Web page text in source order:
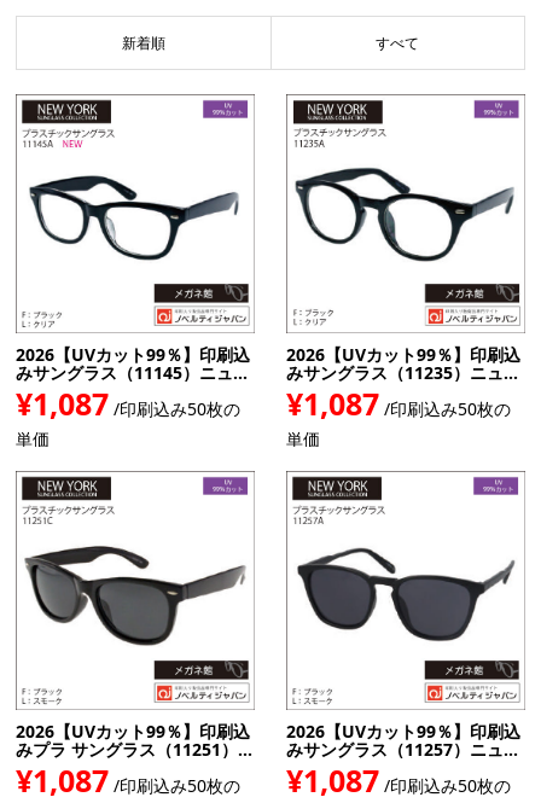
新着順 すべて
2026【UVカット99％】印刷込
みサングラス（11145）ニュ...
¥1,087 /印刷込み50枚の
単価
2026【UVカット99％】印刷込
みサングラス（11235）ニュ...
¥1,087 /印刷込み50枚の
単価
2026【UVカット99％】印刷込
みプラ サングラス（11251）...
¥1,087 /印刷込み50枚の
2026【UVカット99％】印刷込
みサングラス（11257）ニュ...
¥1,087 /印刷込み50枚の